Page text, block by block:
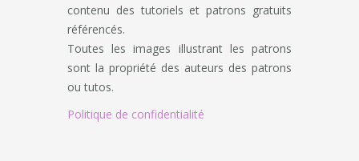
contenu des tutoriels et patrons gratuits
référencés.
Toutes les images illustrant les patrons
sont la propriété des auteurs des patrons
ou tutos.
Politique de confidentialité